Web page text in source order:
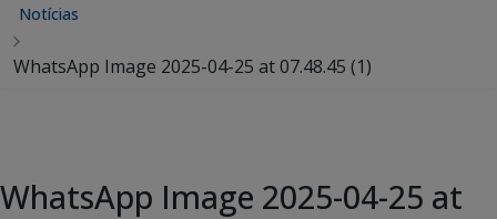
Notícias
WhatsApp Image 2025-04-25 at 07.48.45 (1)
WhatsApp Image 2025-04-25 at